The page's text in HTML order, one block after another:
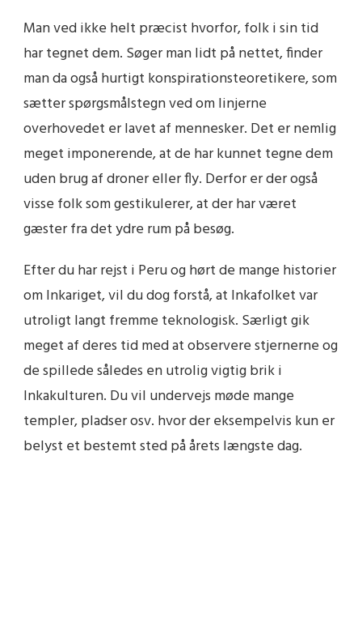
Man ved ikke helt præcist hvorfor, folk i sin tid
har tegnet dem. Søger man lidt på nettet, finder
man da også hurtigt konspirationsteoretikere, som
sætter spørgsmålstegn ved om linjerne
overhovedet er lavet af mennesker. Det er nemlig
meget imponerende, at de har kunnet tegne dem
uden brug af droner eller fly. Derfor er der også
visse folk som gestikulerer, at der har været
gæster fra det ydre rum på besøg.
Efter du har rejst i Peru og hørt de mange historier
om Inkariget, vil du dog forstå, at Inkafolket var
utroligt langt fremme teknologisk. Særligt gik
meget af deres tid med at observere stjernerne og
de spillede således en utrolig vigtig brik i
Inkakulturen. Du vil undervejs møde mange
templer, pladser osv. hvor der eksempelvis kun er
belyst et bestemt sted på årets længste dag.